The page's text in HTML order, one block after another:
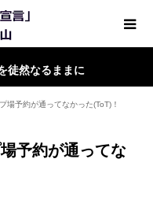
徒然なるままに
場予約が通ってなかった(ToT)！
予約が通ってな